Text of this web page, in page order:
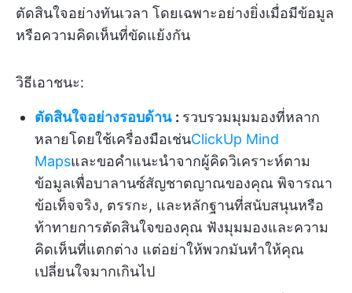
ตัดสินใจอย่างทันเวลา โดยเฉพาะอย่างยิ่งเมื่อมีข้อมูล
หรือความคิดเห็นที่ขัดแย้งกัน
วิธีเอาชนะ:
ตัดสินใจอย่างรอบด้าน : รวบรวมมุมมองที่หลาก
หลายโดยใช้เครื่องมือเช่นClickUp Mind
Mapsและขอคำแนะนำจากผู้คิดวิเคราะห์ตาม
ข้อมูลเพื่อบาลานซ์สัญชาตญาณของคุณ พิจารณา
ข้อเท็จจริง, ตรรกะ, และหลักฐานที่สนับสนุนหรือ
ท้าทายการตัดสินใจของคุณ ฟังมุมมองและความ
คิดเห็นที่แตกต่าง แต่อย่าให้พวกมันทำให้คุณ
เปลี่ยนใจมากเกินไป